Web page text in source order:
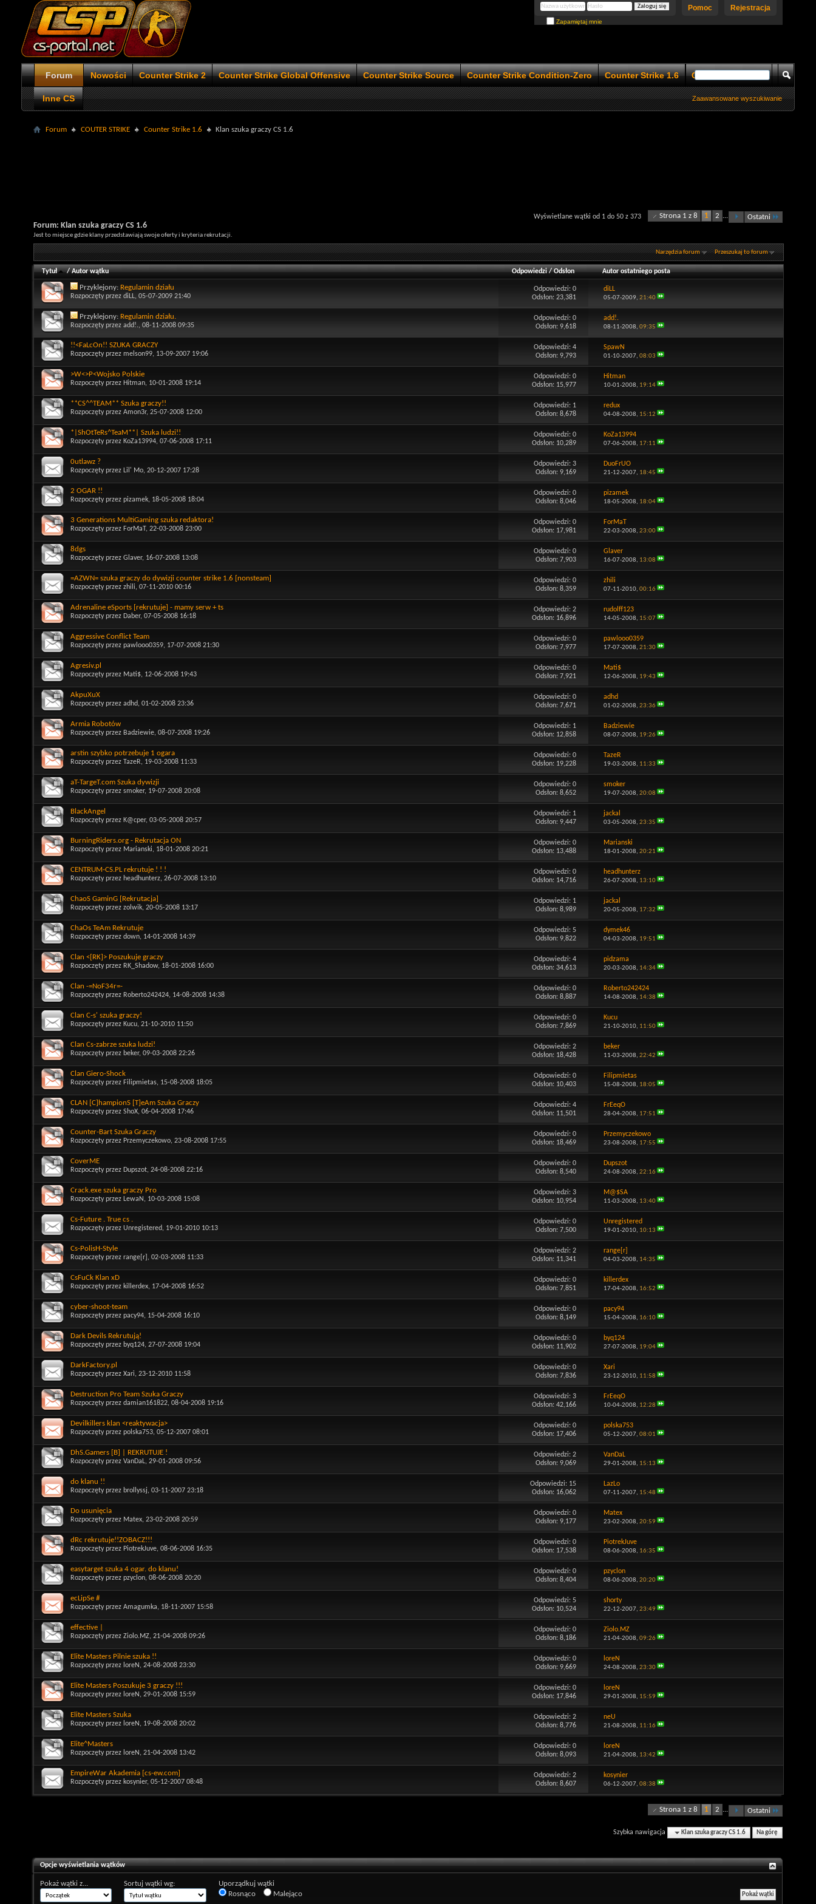
Rejestracja
Pomoc
Zapamiętaj mnie
Forum Nowości Counter Strike 2 Counter Strike Global Offensive Counter Strike Source Counter Strike Condition-Zero Counter Strike 1.6 Counter Strike 1.5
Inne CS Zaawansowane wyszukiwanie
Forum COUTER STRIKE Counter Strike 1.6 Klan szuka graczy CS 1.6
Strona 1 z 8 1 2 ... Ostatni
Wyświetlane wątki od 1 do 50 z 373
Forum: Klan szuka graczy CS 1.6
Jest to miejsce gdzie klany przedstawiają swoje oferty i kryteria rekrutacji.
Narzędzia forum Przeszukaj to forum
Tytuł /Autor wątku Odpowiedzi/Odsłon Autor ostatniego posta
Przyklejony: Regulamin działu
Rozpoczęty przez diLL, 05-07-2009 21:40
Odpowiedzi:0
Odsłon: 23,381
diLL
05-07-2009, 21:40
Przyklejony: Regulamin działu.
Rozpoczęty przez add!., 08-11-2008 09:35
Odpowiedzi:0
Odsłon: 9,618
add!.
08-11-2008, 09:35
!!<FaLcOn!! SZUKA GRACZY
Rozpoczęty przez melson99, 13-09-2007 19:06
Odpowiedzi:4
Odsłon: 9,793
SpawN
01-10-2007, 08:03
>W<>P<Wojsko Polskie
Rozpoczęty przez Hitman, 10-01-2008 19:14
Odpowiedzi:0
Odsłon: 15,977
Hitman
10-01-2008, 19:14
**CS^^TEAM** Szuka graczy!!
Rozpoczęty przez Amon3r, 25-07-2008 12:00
Odpowiedzi: 1
Odsłon: 8,678
redux
04-08-2008, 15:12
*|ShOtTeRs^TeaM**| Szuka ludzi!!
Rozpoczęty przez KoZa13994, 07-06-2008 17:11
Odpowiedzi:0
Odsłon: 10,289
KoZa13994
07-06-2008, 17:11
0utlawz ?
Rozpoczęty przez Lil' Mo, 20-12-2007 17:28
Odpowiedzi:3
Odsłon: 9,169
DuoFrUO
21-12-2007, 18:45
2 OGAR !!
Rozpoczęty przez pizamek, 18-05-2008 18:04
Odpowiedzi:0
Odsłon: 8,046
pizamek
18-05-2008, 18:04
3 Generations MultiGaming szuka redaktora!
Rozpoczęty przez ForMaT, 22-03-2008 23:00
Odpowiedzi:0
Odsłon: 17,981
ForMaT
22-03-2008, 23:00
8dgs
Rozpoczęty przez Glaver, 16-07-2008 13:08
Odpowiedzi:0
Odsłon: 7,903
Glaver
16-07-2008, 13:08
=AZWN= szuka graczy do dywizji counter strike 1.6 [nonsteam]
Rozpoczęty przez zhili, 07-11-2010 00:16
Odpowiedzi:0
Odsłon: 8,359
zhili
07-11-2010, 00:16
Adrenaline eSports [rekrutuje] - mamy serw + ts
Rozpoczęty przez Daber, 07-05-2008 16:18
Odpowiedzi:2
Odsłon: 16,896
rudolff123
14-05-2008, 15:07
Aggressive Conflict Team
Rozpoczęty przez pawlooo0359, 17-07-2008 21:30
Odpowiedzi:0
Odsłon: 7,977
pawlooo0359
17-07-2008, 21:30
Agresiv.pl
Rozpoczęty przez Mati$, 12-06-2008 19:43
Odpowiedzi:0
Odsłon: 7,921
Mati$
12-06-2008, 19:43
AkpuXuX
Rozpoczęty przez adhd, 01-02-2008 23:36
Odpowiedzi:0
Odsłon: 7,671
adhd
01-02-2008, 23:36
Armia Robotów
Rozpoczęty przez Badziewie, 08-07-2008 19:26
Odpowiedzi: 1
Odsłon: 12,858
Badziewie
08-07-2008, 19:26
arstin szybko potrzebuje 1 ogara
Rozpoczęty przez TazeR, 19-03-2008 11:33
Odpowiedzi:0
Odsłon: 19,228
TazeR
19-03-2008, 11:33
aT-TargeT.com Szuka dywizji
Rozpoczęty przez smoker, 19-07-2008 20:08
Odpowiedzi:0
Odsłon: 8,652
smoker
19-07-2008, 20:08
BlackAngel
Rozpoczęty przez K@cper, 03-05-2008 20:57
Odpowiedzi: 1
Odsłon: 9,447
jackal
03-05-2008, 23:35
BurningRiders.org - Rekrutacja ON
Rozpoczęty przez Marianski, 18-01-2008 20:21
Odpowiedzi:0
Odsłon: 13,488
Marianski
18-01-2008, 20:21
CENTRUM-CS.PL rekrutuje ! ! !
Rozpoczęty przez headhunterz, 26-07-2008 13:10
Odpowiedzi:0
Odsłon: 14,716
headhunterz
26-07-2008, 13:10
ChaoS GaminG [Rekrutacja]
Rozpoczęty przez zolwik, 20-05-2008 13:17
Odpowiedzi: 1
Odsłon: 8,989
jackal
20-05-2008, 17:32
ChaOs TeAm Rekrutuje
Rozpoczęty przez down, 14-01-2008 14:39
Odpowiedzi:5
Odsłon: 9,822
dymek46
04-03-2008, 19:51
Clan <[RK]> Poszukuje graczy
Rozpoczęty przez RK_Shadow, 18-01-2008 16:00
Odpowiedzi:4
Odsłon: 34,613
pidzama
20-03-2008, 14:34
Clan -=NoF34r=-
Rozpoczęty przez Roberto242424, 14-08-2008 14:38
Odpowiedzi:0
Odsłon: 8,887
Roberto242424
14-08-2008, 14:38
Clan C-s' szuka graczy!
Rozpoczęty przez Kucu, 21-10-2010 11:50
Odpowiedzi:0
Odsłon: 7,869
Kucu
21-10-2010, 11:50
Clan Cs-zabrze szuka ludzi!
Rozpoczęty przez beker, 09-03-2008 22:26
Odpowiedzi:2
Odsłon: 18,428
beker
11-03-2008, 22:42
Clan Giero-Shock
Rozpoczęty przez Filipmietas, 15-08-2008 18:05
Odpowiedzi:0
Odsłon: 10,403
Filipmietas
15-08-2008, 18:05
CLAN [C]hampionS [T]eAm Szuka Graczy
Rozpoczęty przez ShoX, 06-04-2008 17:46
Odpowiedzi:4
Odsłon: 11,501
FrEeqO
28-04-2008, 17:51
Counter-Bart Szuka Graczy
Rozpoczęty przez Przemyczekowo, 23-08-2008 17:55
Odpowiedzi:0
Odsłon: 18,469
Przemyczekowo
23-08-2008, 17:55
CoverME
Rozpoczęty przez Dupszot, 24-08-2008 22:16
Odpowiedzi:0
Odsłon: 8,540
Dupszot
24-08-2008, 22:16
Crack.exe szuka graczy Pro
Rozpoczęty przez LewaN , 10-03-2008 15:08
Odpowiedzi:3
Odsłon: 10,954
M@$SA
11-03-2008, 13:40
Cs-Future . True cs .
Rozpoczęty przez Unregistered, 19-01-2010 10:13
Odpowiedzi:0
Odsłon: 7,500
Unregistered
19-01-2010, 10:13
Cs-PolisH-Style
Rozpoczęty przez range[r] , 02-03-2008 11:33
Odpowiedzi:2
Odsłon: 11,341
range[r]
04-03-2008, 14:35
CsFuCk Klan xD
Rozpoczęty przez killerdex, 17-04-2008 16:52
Odpowiedzi:0
Odsłon: 7,851
killerdex
17-04-2008, 16:52
cyber-shoot-team
Rozpoczęty przez pacy94, 15-04-2008 16:10
Odpowiedzi:0
Odsłon: 8,149
pacy94
15-04-2008, 16:10
Dark Devils Rekrutują!
Rozpoczęty przez byq124, 27-07-2008 19:04
Odpowiedzi:0
Odsłon: 11,902
byq124
27-07-2008, 19:04
DarkFactory.pl
Rozpoczęty przez Xari, 23-12-2010 11:58
Odpowiedzi:0
Odsłon: 7,836
Xari
23-12-2010, 11:58
Destruction Pro Team Szuka Graczy
Rozpoczęty przez damian161822, 08-04-2008 19:16
Odpowiedzi:3
Odsłon: 42,166
FrEeqO
10-04-2008, 12:28
Devilkillers klan <reaktywacja>
Rozpoczęty przez polska753, 05-12-2007 08:01
Odpowiedzi:0
Odsłon: 17,406
polska753
05-12-2007, 08:01
DhS.Gamers [B] | REKRUTUJE !
Rozpoczęty przez VanDaL, 29-01-2008 09:56
Odpowiedzi:2
Odsłon: 9,069
VanDaL
29-01-2008, 15:13
do klanu !!
Rozpoczęty przez brollyssj, 03-11-2007 23:18
Odpowiedzi: 15
Odsłon: 16,062
LazLo
07-11-2007, 15:48
Do usunięcia
Rozpoczęty przez Matex, 23-02-2008 20:59
Odpowiedzi:0
Odsłon: 9,177
Matex
23-02-2008, 20:59
dRc rekrutuje!!ZOBACZ!!!
Rozpoczęty przez PiotrekJuve, 08-06-2008 16:35
Odpowiedzi:0
Odsłon: 17,538
PiotrekJuve
08-06-2008, 16:35
easytarget szuka 4 ogar. do klanu!
Rozpoczęty przez pzyclon, 08-06-2008 20:20
Odpowiedzi:0
Odsłon: 8,404
pzyclon
08-06-2008, 20:20
ecLipSe #
Rozpoczęty przez Amagumka, 18-11-2007 15:58
Odpowiedzi:5
Odsłon: 10,524
shorty
22-12-2007, 23:49
effective |
Rozpoczęty przez Ziolo.MZ, 21-04-2008 09:26
Odpowiedzi:0
Odsłon: 8,186
Ziolo.MZ
21-04-2008, 09:26
Elite Masters Pilnie szuka !!
Rozpoczęty przez loreN , 24-08-2008 23:30
Odpowiedzi:0
Odsłon: 9,669
loreN
24-08-2008, 23:30
Elite Masters Poszukuje 3 graczy !!!
Rozpoczęty przez loreN , 29-01-2008 15:59
Odpowiedzi:0
Odsłon: 17,846
loreN
29-01-2008, 15:59
Elite Masters Szuka
Rozpoczęty przez loreN , 19-08-2008 20:02
Odpowiedzi:2
Odsłon: 8,776
neU
21-08-2008, 11:16
Elite^Masters
Rozpoczęty przez loreN , 21-04-2008 13:42
Odpowiedzi:0
Odsłon: 8,093
loreN
21-04-2008, 13:42
EmpireWar Akademia [cs-ew.com]
Rozpoczęty przez kosynier, 05-12-2007 08:48
Odpowiedzi:2
Odsłon: 8,607
kosynier
06-12-2007, 08:38
Strona 1 z 8 1 2 ... Ostatni
Szybka nawigacja Klan szuka graczy CS 1.6 Na górę
Opcje wyświetlania wątków
Pokaż wątki z... Sortuj wątki wg:
Uporządkuj wątki
Rosnąco
Malejąco